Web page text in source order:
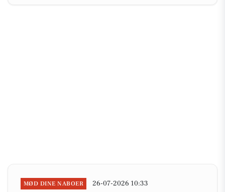
MØD DINE NABOER 26-07-2026 10:33